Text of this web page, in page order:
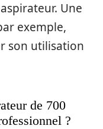
Une
exemple,
son utilisation
de 700
?